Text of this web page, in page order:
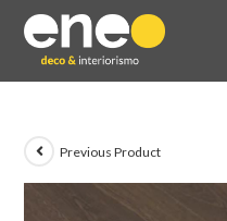
Previous Product